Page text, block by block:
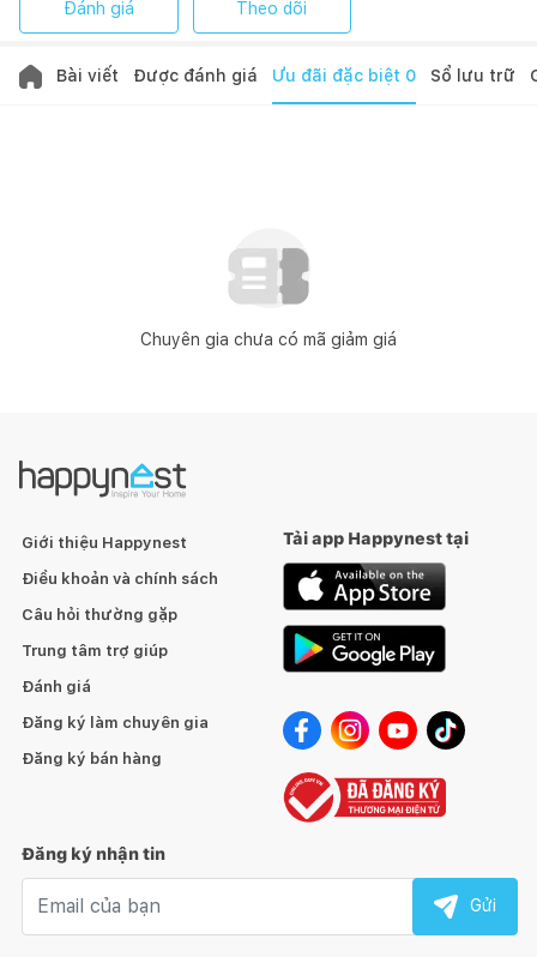
Đánh giá Theo dõi
Bài viết Được đánh giá Ưu đãi đặc biệt 0 Sổ lưu trữ
Chuyên gia chưa có mã giảm giá
Giới thiệu Happynest
Điều khoản và chính sách
Câu hỏi thường gặp
Trung tâm trợ giúp
Đánh giá
Đăng ký làm chuyên gia
Đăng ký bán hàng
Tải app Happynest tại
Đăng ký nhận tin
Gửi